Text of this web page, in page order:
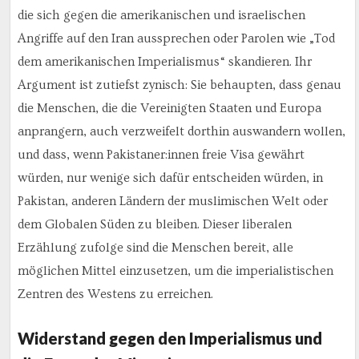
die sich gegen die amerikanischen und israelischen
Angriffe auf den Iran aussprechen oder Parolen wie „Tod
dem amerikanischen Imperialismus“ skandieren. Ihr
Argument ist zutiefst zynisch: Sie behaupten, dass genau
die Menschen, die die Vereinigten Staaten und Europa
anprangern, auch verzweifelt dorthin auswandern wollen,
und dass, wenn Pakistaner:innen freie Visa gewährt
würden, nur wenige sich dafür entscheiden würden, in
Pakistan, anderen Ländern der muslimischen Welt oder
dem Globalen Süden zu bleiben. Dieser liberalen
Erzählung zufolge sind die Menschen bereit, alle
möglichen Mittel einzusetzen, um die imperialistischen
Zentren des Westens zu erreichen.
Widerstand gegen den Imperialismus und